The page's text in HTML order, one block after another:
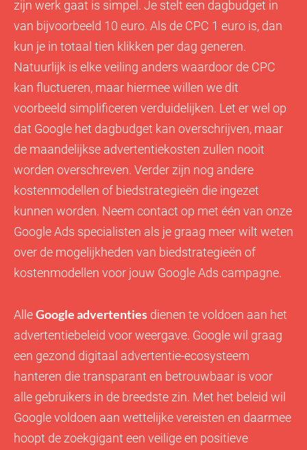
zijn werk gaat is simpel. Je stelt een dagbudget in
van bijvoorbeeld 10 euro. Als de CPC 1 euro is, dan
kun je in totaal tien klikken per dag generen.
Natuurlijk is elke veiling anders waardoor de CPC
kan fluctueren, maar hiermee willen we dit
voorbeeld simplificeren verduidelijken. Let er wel op
dat Google het dagbudget kan overschrijven, maar
de maandelijkse advertentiekosten zullen nooit
worden overschreven. Verder zijn nog andere
kostenmodellen of biedstrategieën die ingezet
kunnen worden. Neem contact op met één van onze
Google Ads specialisten als je graag meer wilt weten
over de mogelijkheden van biedstrategieën of
kostenmodellen voor jouw Google Ads campagne.
AlleGoogle advertenties dienen te voldoen aan het
advertentiebeleid voor weergave. Google wil graag
een gezond digitaal advertentie-ecosysteem
hanteren die transparant en betrouwbaar is voor
alle gebruikers in de breedste zin. Met het beleid wil
Google voldoen aan wettelijke vereisten en daarmee
hoopt de zoekgigant een veilige en positieve